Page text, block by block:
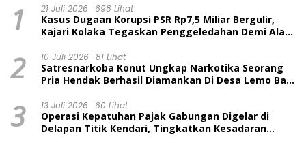
1 21 Juli 2026 698 Lihat
Kasus Dugaan Korupsi PSR Rp7,5 Miliar Bergulir,
Kajari Kolaka Tegaskan Penggeledahan Demi Alat
2 10 Juli 2026 81 Lihat
Satresnarkoba Konut Ungkap Narkotika Seorang
Pria Hendak Berhasil Diamankan Di Desa Lemo Bajo
3 13 Juli 2026 60 Lihat
Operasi Kepatuhan Pajak Gabungan Digelar di
Delapan Titik Kendari, Tingkatkan Kesadaran